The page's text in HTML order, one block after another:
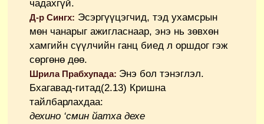
чадахгүй.
Д-р Сингх: Эсэргүүцэгчид, тэд ухамсрын
мөн чанарыг ажигласнаар, энэ нь зөвхөн
хамгийн сүүлчийн ганц биед л оршдог гэж
сөргөнө дөө.
Шрила Прабхупада: Энэ бол тэнэглэл.
Бхагавад-гитад(2.13) Кришна
тайлбарлахдаа:
дехино ‘смин йатха дехе